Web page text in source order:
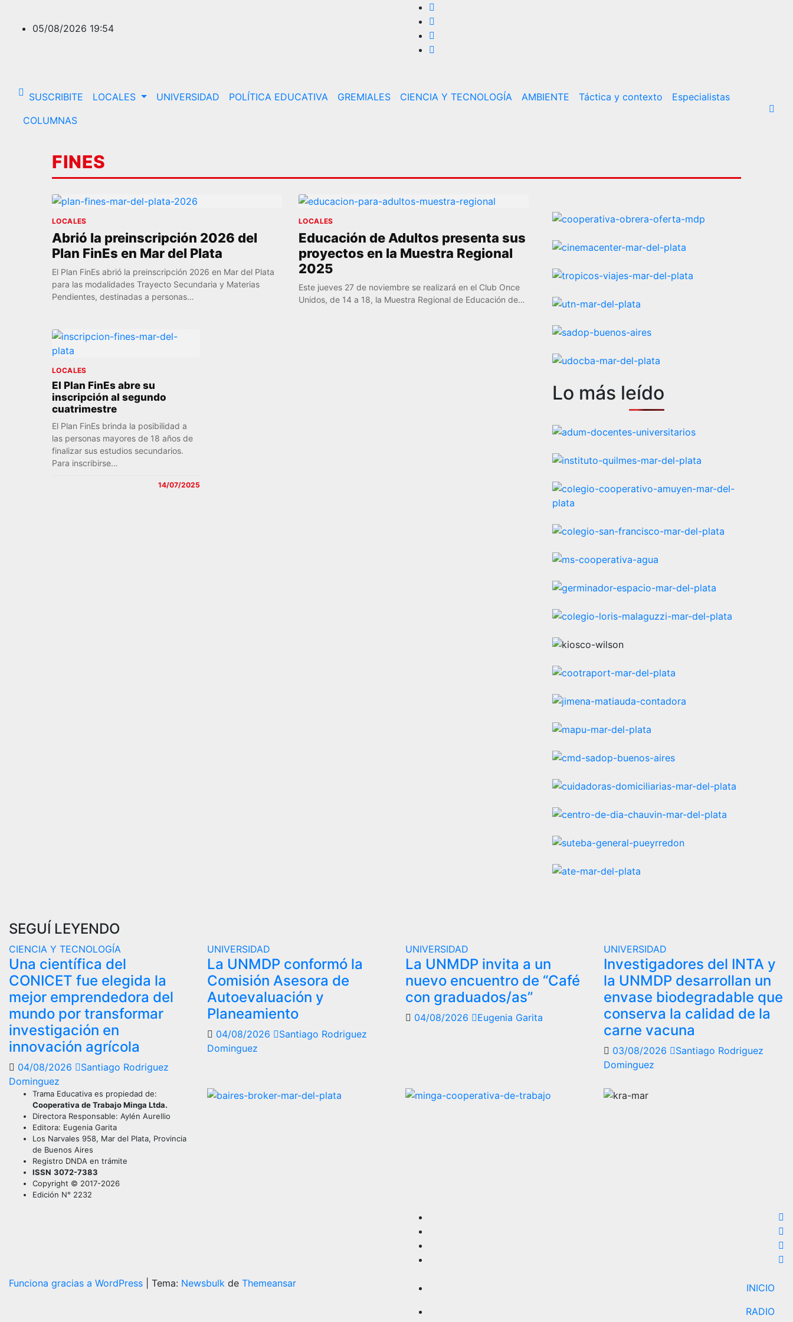
contenido
05/08/2026 19:54
SUSCRIBITE LOCALES UNIVERSIDAD POLÍTICA EDUCATIVA GREMIALES CIENCIA Y TECNOLOGÍA AMBIENTE Táctica y contexto
Especialistas
COLUMNAS
FINES
LOCALES
Abrió la preinscripción 2026 del
Plan FinEs en Mar del Plata
El Plan FinEs abrió la preinscripción 2026 en Mar del Plata
para las modalidades Trayecto Secundaria y Materias
Pendientes, destinadas a personas…
LOCALES
Educación de Adultos presenta sus
proyectos en la Muestra Regional
2025
Este jueves 27 de noviembre se realizará en el Club Once
Unidos, de 14 a 18, la Muestra Regional de Educación de…
LOCALES
El Plan FinEs abre su
inscripción al segundo
cuatrimestre
El Plan FinEs brinda la posibilidad a
las personas mayores de 18 años de
finalizar sus estudios secundarios.
Para inscribirse…
14/07/2025
Lo más leído
SEGUÍ LEYENDO
CIENCIA Y TECNOLOGÍA
Una científica del
CONICET fue elegida la
mejor emprendedora del
mundo por transformar
investigación en
innovación agrícola
04/08/2026
Santiago Rodriguez
Dominguez
UNIVERSIDAD
La UNMDP conformó la
Comisión Asesora de
Autoevaluación y
Planeamiento
04/08/2026
Santiago Rodriguez
Dominguez
UNIVERSIDAD
La UNMDP invita a un
nuevo encuentro de “Café
con graduados/as”
04/08/2026 Eugenia Garita
UNIVERSIDAD
Investigadores del INTA y
la UNMDP desarrollan un
envase biodegradable que
conserva la calidad de la
carne vacuna
03/08/2026
Santiago Rodriguez
Dominguez
Trama Educativa es propiedad de:
Cooperativa de Trabajo Minga Ltda.
Directora Responsable: Aylén Aurellio
Editora: Eugenia Garita
Los Narvales 958, Mar del Plata, Provincia
de Buenos Aires
Registro DNDA en trámite
ISSN 3072-7383
Copyright © 2017-2026
Edición N° 2232
Funciona gracias a WordPress Tema: Newsbulk de Themeansar
INICIO
RADIO